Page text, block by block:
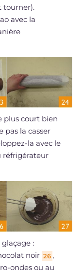
tourner).
avec la
plus court bien
pas la casser
la avec le
réfrigérateur
:
noir 26 ,
ondes ou au